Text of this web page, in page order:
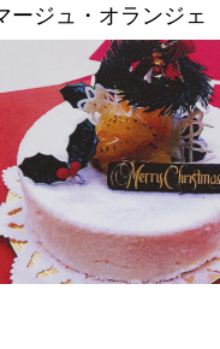
ージュ・オランジェ